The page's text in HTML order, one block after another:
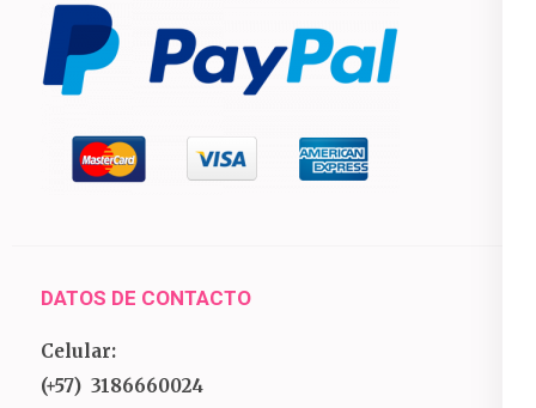
DATOS DE CONTACTO
Celular:
(+57) 3186660024